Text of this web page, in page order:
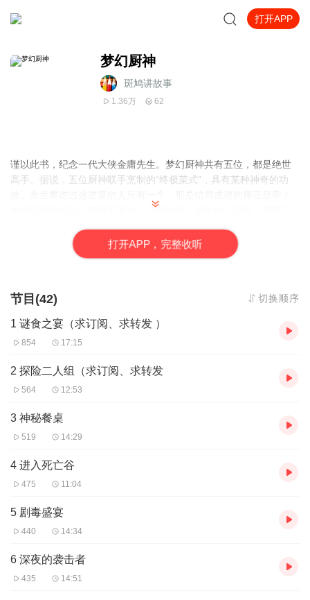
打开APP
梦幻厨神
斑鸠讲故事
1.36万 62
谨以此书，纪念一代大侠金庸先生。梦幻厨神共有五位，都是绝世
高手。据说，五位厨神联手烹制的“终极菜式”，具有某种神奇的功
而这道菜的背后，隐藏着不为人知的秘密。做怎样一道菜，需要五
肉，让厨神展开秘密调查？终极菜式所隐藏的秘密，究竟是什么？
真的能集齐五位梦幻厨神，将这道传说中的菜式做出来吗？
打开APP，完整收听
节目(42) 切换顺序
1 谜食之宴（求订阅、求转发 ）
854 17:15
2 探险二人组（求订阅、求转发
564 12:53
3 神秘餐桌
519 14:29
4 进入死亡谷
475 11:04
5 剧毒盛宴
440 14:34
6 深夜的袭击者
435 14:51